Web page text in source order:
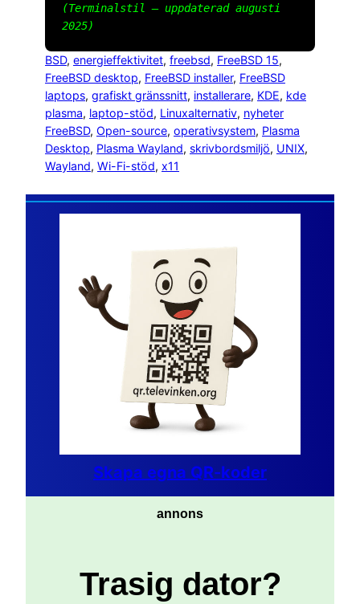
(Terminalstil – uppdaterad augusti
2025)
BSD, energieffektivitet, freebsd, FreeBSD 15
FreeBSD desktop, FreeBSD installer, FreeBSD
laptops, grafiskt gränssnitt, installerare, KDE, kde
plasma, laptop-stöd, Linuxalternativ, nyheter
FreeBSD, Open-source, operativsystem, Plasma
Desktop, Plasma Wayland, skrivbordsmiljö, UNIX
Wayland, Wi-Fi-stöd, x11
Skapa egna QR-koder
annons
Trasig dator?